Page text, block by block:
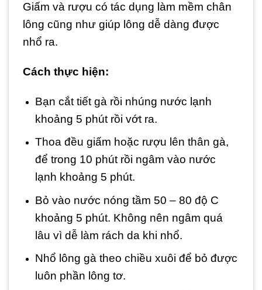
Giấm và rượu có tác dụng làm mềm chân
lông cũng như giúp lông dễ dàng được
nhổ ra.
Cách thực hiện:
Bạn cắt tiết gà rồi nhúng nước lạnh
khoảng 5 phút rồi vớt ra.
Thoa đều giấm hoặc rượu lên thân gà,
để trong 10 phút rồi ngâm vào nước
lạnh khoảng 5 phút.
Bỏ vào nước nóng tầm 50 – 80 độ C
khoảng 5 phút. Không nên ngâm quá
lâu vì dễ làm rách da khi nhổ.
Nhổ lông gà theo chiều xuôi để bỏ được
luôn phần lông tơ.